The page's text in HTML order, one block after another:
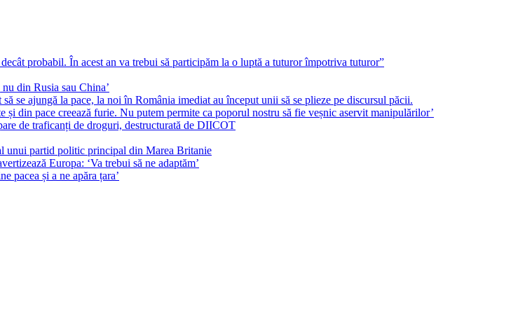
probabil. În acest an va trebui să participăm la o luptă a tuturor împotriva tuturor”
din Rusia sau China’
ajungă la pace, la noi în România imediat au început unii să se plieze pe discursul păcii.
din pace creează furie. Nu putem permite ca poporul nostru să fie veșnic aservit manipulărilor’
de traficanți de droguri, destructurată de DIICOT
unui partid politic principal din Marea Britanie
Europa: ‘Va trebui să ne adaptăm’
pacea și a ne apăra țara’